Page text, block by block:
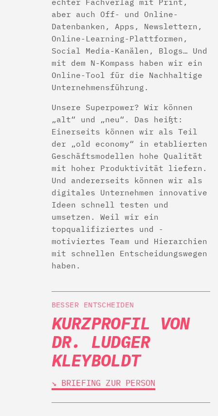
echter Fachverlag mit Print,
aber auch Off- und Online-
Datenbanken, Apps, Newslettern,
Online-Learning-Plattformen,
Social Media-Kanälen, Blogs… Und
mit dem N-Kompass haben wir ein
Online-Tool für die Nachhaltige
Unternehmensführung.
Unsere Superpower? Wir können
„alt“ und „neu“. Das heißt:
Einerseits können wir als Teil
der „old economy“ in etablierten
Geschäftsmodellen hohe Qualität
mit hoher Produktivität liefern.
Und andererseits können wir als
digitales Unternehmen innovative
Ideen schnell testen und
umsetzen. Weil wir ein
topqualifiziertes und -
motiviertes Team und Hierarchien
mit schnellen Entscheidungswegen
haben.
BESSER ENTSCHEIDEN
KURZPROFIL VON
DR. LUDGER
KLEYBOLDT
↘︎ BRIEFING ZUR PERSON